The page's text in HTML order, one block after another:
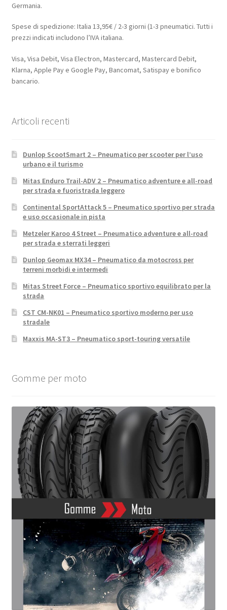
Germania.
Spese di spedizione: Italia 13,95€ / 2-3 giorni (1-3 pneumatici. Tutti i
prezzi indicati includono l’IVA italiana.
Visa, Visa Debit, Visa Electron, Mastercard, Mastercard Debit,
Klarna, Apple Pay e Google Pay, Bancomat, Satispay e bonifico
bancario.
Articoli recenti
Dunlop ScootSmart 2 – Pneumatico per scooter per l’uso
urbano e il turismo
Mitas Enduro Trail-ADV 2 – Pneumatico adventure e all-road
per strada e fuoristrada leggero
Continental SportAttack 5 – Pneumatico sportivo per strada
e uso occasionale in pista
Metzeler Karoo 4 Street – Pneumatico adventure e all-road
per strada e sterrati leggeri
Dunlop Geomax MX34 – Pneumatico da motocross per
terreni morbidi e intermedi
Mitas Street Force – Pneumatico sportivo equilibrato per la
strada
CST CM-NK01 – Pneumatico sportivo moderno per uso
stradale
Maxxis MA-ST3 – Pneumatico sport-touring versatile
Gomme per moto